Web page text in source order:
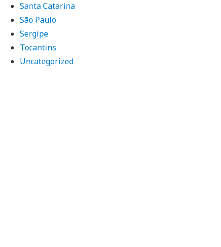
Santa Catarina
São Paulo
Sergipe
Tocantins
Uncategorized